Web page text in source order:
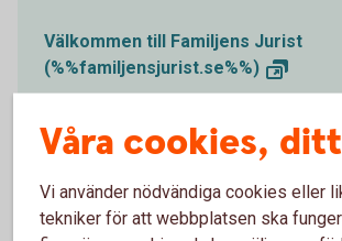
Välkommen till Familjens Jurist
(%%familjensjurist.se%%)
Tips om hur man får till
Våra cookies,
Vi använder nödvändiga cookies eller
tekniker för att webbplatsen ska